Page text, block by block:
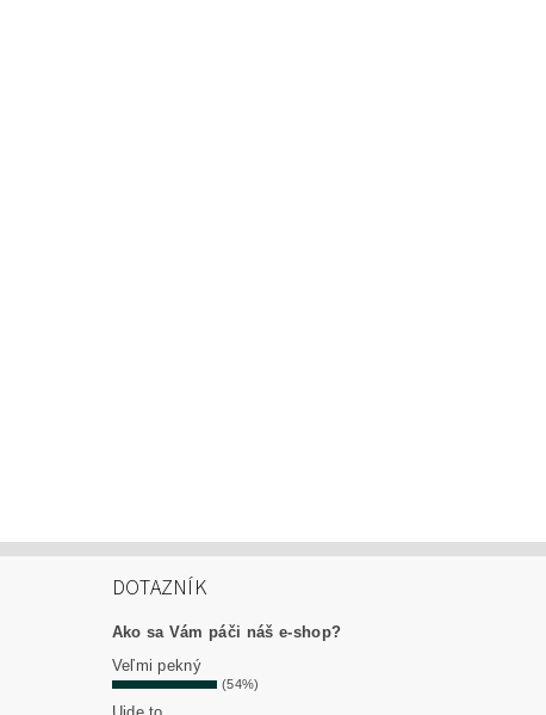
DOTAZNÍK
Ako sa Vám páči náš e-shop?
Veľmi pekný
(54%)
Ujde to